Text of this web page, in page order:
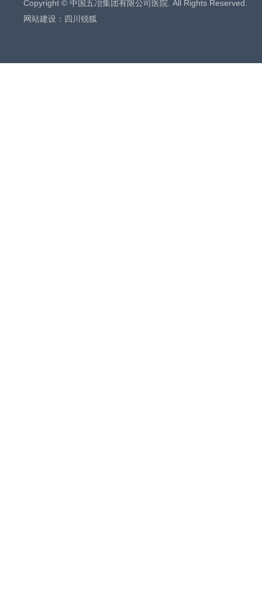
Copyright © 中国五冶集团有限公司医院. All Rights Reserved.
网站建设 ： 四川锐狐